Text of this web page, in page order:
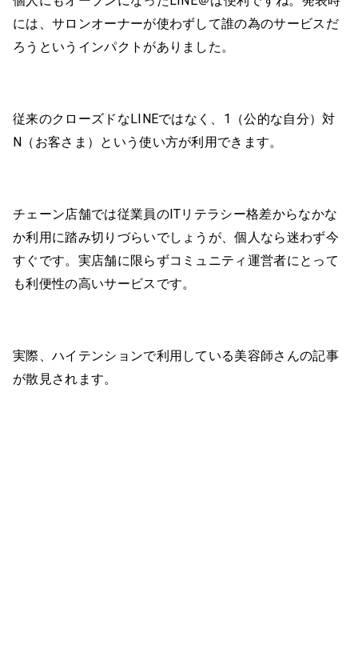
には、サロンオーナーが使わずして誰の為のサービスだ
ろうというインパクトがありました。
従来のクローズドなLINEではなく、1（公的な自分）対
N（お客さま）という使い方が利用できます。
チェーン店舗では従業員のITリテラシー格差からなかな
か利用に踏み切りづらいでしょうが、個人なら迷わず今
すぐです。実店舗に限らずコミュニティ運営者にとって
も利便性の高いサービスです。
実際、ハイテンションで利用している美容師さんの記事
が散見されます。